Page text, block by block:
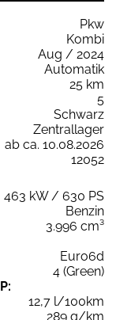
Pkw
Kombi
Aug / 2024
Automatik
25 km
5
Schwarz
Zentrallager
ab ca. 10.08.2026
12052
463 kW / 630 PS
Benzin
3.996 cm³
Euro6d
4 (Green)
12,7 l/100km
289 g/km